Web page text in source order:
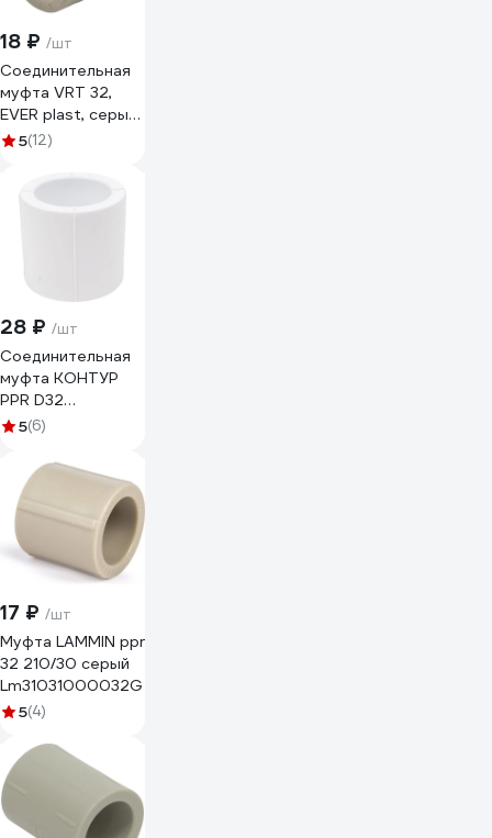
18 ₽ /шт
Соединительная
муфта VRT 32,
EVER plast, серый
538364
5(12)
28 ₽ /шт
Соединительная
муфта КОНТУР
PPR D32
011201032000
5(6)
17 ₽ /шт
Муфта LAMMIN ppr
32 210/30 серый
Lm31031000032G
5(4)